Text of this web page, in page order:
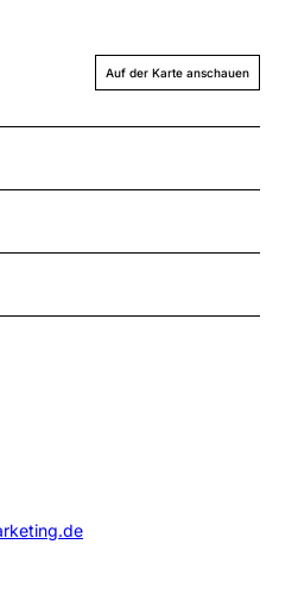
Auf der Karte anschauen